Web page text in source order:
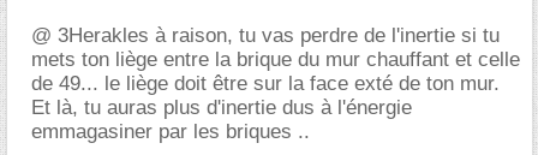
@ 3Herakles à raison, tu vas perdre de l'inertie si tu
mets ton liège entre la brique du mur chauffant et celle
de 49... le liège doit être sur la face exté de ton mur.
Et là, tu auras plus d'inertie dus à l'énergie
emmagasiner par les briques ..